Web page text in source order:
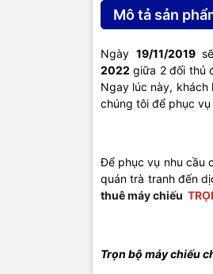
Mô tả sản
Ngày 19/11/2019sẽ
2022 giữa 2 đối thủ
Ngay lúc này, khách
chúng tôi để phục
Để phục vụ nhu cầu
quán trà tranh đến
thuê máy chiếu
Trọn bộ máy chiếu